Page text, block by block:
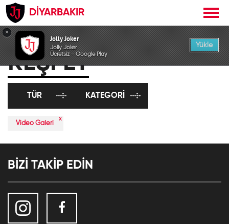
DİYARBAKIR
KEŞFET
TÜR KATEGORI
Video Galeri
x
BİZİ TAKİP EDİN
×
Jolly Joker
Jolly Joker
Ücretsiz - Google Play
Yükle